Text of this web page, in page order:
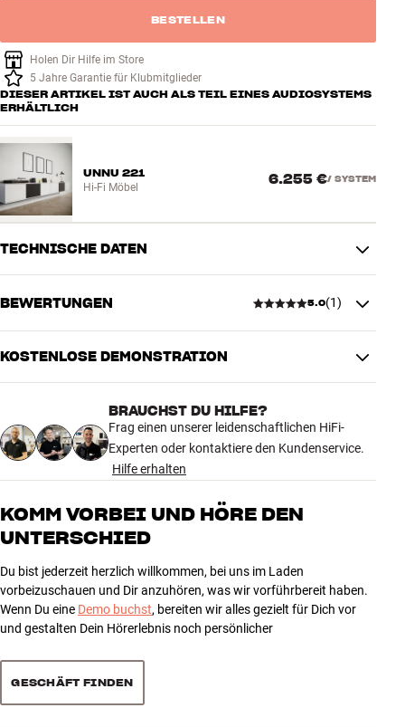
BESTELLEN
Holen Dir Hilfe im Store
5 Jahre Garantie für Klubmitglieder
DIESER ARTIKEL IST AUCH ALS TEIL EINES AUDIOSYSTEMS
ERHÄLTLICH
UNNU 221
Hi-Fi Möbel
6.255 €/ SYSTEM
TECHNISCHE DATEN
PRODUKTDATEN
Abschnitte
2
Regale enthalten
2
Innentiefe mit Rückwand (cm)
37,8 cm
Innentiefe ohne Rückwand (cm)
MASSE UND DESIGN
Farbe
Weiß
Modell / Variante
Gewicht der Verpackung (kg)
27,6
Maße (Verpackung)
56 x 47 x 114 cm (breite x höhe x
tiefe)
103,1 x 35,4 x 45 cm (breite x
BEWERTUNGEN 5.0(1)
5.0
1 anzeigen
5 1
4
3
1 0
KOSTENLOSE DEMONSTRATION
BRAUCHST DU HILFE?
Frag einen unserer leidenschaftlichen HiFi-
Experten oder kontaktiere den Kundenservice.
Hilfe erhalten
KOMM VORBEI UND HÖRE DEN
UNTERSCHIED
Du bist jederzeit herzlich willkommen, bei uns im Laden
vorbeizuschauen und Dir anzuhören, was wir vorführbereit haben.
Wenn Du eine Demo buchst, bereiten wir alles gezielt für Dich vor
und gestalten Dein Hörerlebnis noch persönlicher
GESCHÄFT FINDEN